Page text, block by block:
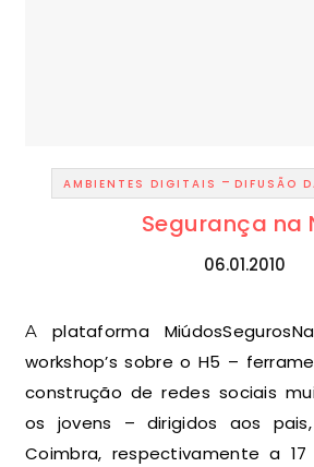
AMBIENTES DIGITAIS - DIFUSÃO
Segurança na
06.01.2010
A plataforma MiúdosSegurosNa.Net vai realizar
workshop’s sobre o H5 –
construção de redes sociais
os jovens – dirigidos aos
Coimbra, respectivamente a